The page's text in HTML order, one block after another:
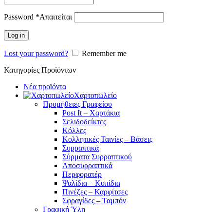
Password *Απαιτείται
Log in
Lost your password?
Remember me
Κατηγορίες Προϊόντων
Νέα προϊόντα
Χαρτοπωλείο
Προμήθειες Γραφείου
Post It – Χαρτάκια
Σελιδοδείκτες
Κόλλες
Κολλητικές Ταινίες – Βάσεις
Συρραπτικά
Σύρματα Συρραπτικού
Αποσυρραπτικά
Περφορατέρ
Ψαλίδια – Κοπίδια
Πινέζες – Καρφίτσες
Σφραγίδες – Ταμπόν
Γραφική Ύλη